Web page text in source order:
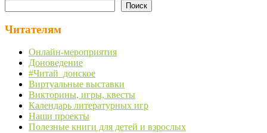
Поиск
Читателям
Онлайн-мероприятия
Доноведение
#Читай_донское
Виртуальные выставки
Викторины, игры, квесты
Календарь литературных игр
Наши проекты
Полезные книги для детей и взрослых